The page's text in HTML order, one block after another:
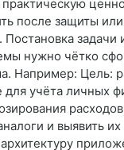
практическую
после защиты
Постановка задачи
нужно чётко
Например: Цель:
для учёта личных
и выявить их